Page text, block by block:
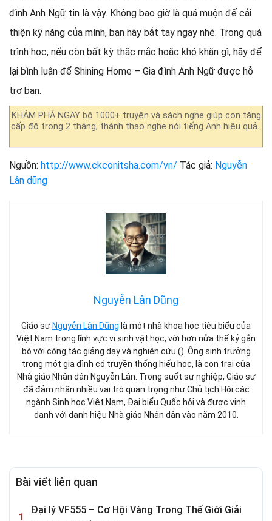
đình Anh Ngữ tin là vậy. Không bao giờ là quá muộn để cải
thiện kỹ năng của mình, bạn hãy bắt tay ngay nhé. Trong quá
trình học, nếu còn bất kỳ thắc mắc hoặc khó khăn gì, hãy để
lại bình luận để Shining Home – Gia đình Anh Ngữ được hỗ
trợ bạn.
KHÁM PHÁ NGAY bộ 1000+ truyện và sách nghe giúp con tăng
cấp độ trong 2 tháng, thành thạo nghe nói tiếng Anh hiệu quả.
Nguồn: http://www.ckconitsha.com/vn/ Tác giả: Nguyễn
Lân dũng
Nguyễn Lân Dũng
Giáo sư Nguyễn Lân Dũng là một nhà khoa học tiêu biểu của
Việt Nam trong lĩnh vực vi sinh vật học, với hơn nửa thế kỷ gắn
bó với công tác giảng dạy và nghiên cứu (). Ông sinh trưởng
trong một gia đình có truyền thống hiếu học, là con trai của
Nhà giáo Nhân dân Nguyễn Lân. Trong suốt sự nghiệp, Giáo sư
đã đảm nhận nhiều vai trò quan trọng như Chủ tịch Hội các
ngành Sinh học Việt Nam, Đại biểu Quốc hội và được vinh
danh với danh hiệu Nhà giáo Nhân dân vào năm 2010.
Bài viết liên quan
Đại lý VF555 – Cơ Hội Vàng Trong Thế Giới Giải